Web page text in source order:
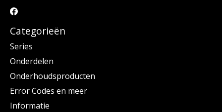
Categorieën
Series
Onderdelen
Onderhoudsproducten
Error Codes en meer
Informatie